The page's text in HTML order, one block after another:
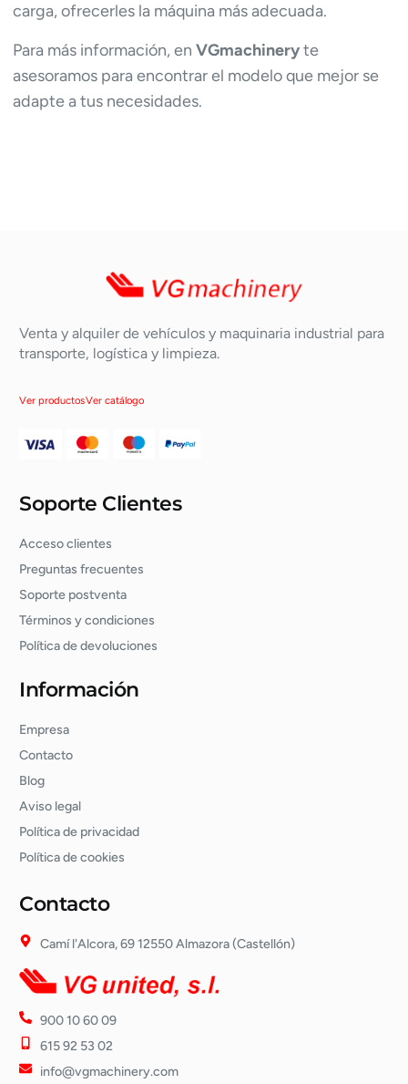
carga, ofrecerles la máquina más adecuada.
Para más información, enVGmachineryte
asesoramos para encontrar el modelo que mejor se
adapte a tus necesidades.
Venta y alquiler de vehículos y maquinaria industrial para
transporte, logística y limpieza.
Ver productosVer catálogo
Soporte Clientes
Acceso clientes
Preguntas frecuentes
Soporte postventa
Términos y condiciones
Política de devoluciones
Información
Empresa
Contacto
Blog
Aviso legal
Política de privacidad
Política de cookies
Contacto
Camí l'Alcora, 69 12550 Almazora (Castellón)
900 10 60 09
615 92 53 02
info@vgmachinery.com